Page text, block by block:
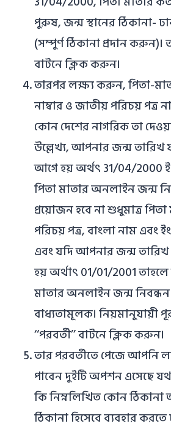
পুরুষ, জন্ম স্থানের ঠিকানা-
(সম্পুর্ণ ঠিকানা প্রদান করুন)।
বাটনে ক্লিক করুন।
তারপর লক্ষ্য করুন, পিতা-
নাম্বার ও জাতীয় পরিচয় পত্র
কোন দেশের নাগরিক তা
উল্লেখ্য, আপনার জন্ম তারিখ
আগে হয় অর্থৎ 31/04/2000
পিতা মাতার অনলাইন জন্ম
প্রয়োজন হবে না শুধুমাত্র
পরিচয় পত্র, বাংলা নাম এবং
এবং যদি আপনার জন্ম
হয় অর্থাৎ 01/01/2001
মাতার অনলাইন জন্ম নিবন্ধন
বাধ্যতামূলক। নিয়মানুযায়ী
‘‘পরবর্তী’’ বাটনে ক্লিক করুন।
তার পরবর্তীতে পেজে আপনি
পাবেন দুইটি অপশন এসেছে
কি নিম্নলিখিত কোন ঠিকানা
ঠিকানা হিসেবে ব্যবহার